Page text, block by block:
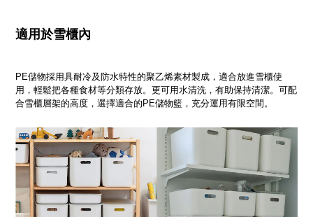
適用於雪櫃內
PE儲物採用具耐冷及防水特性的聚乙烯素材製成，適合放進雪櫃使
用，輕鬆把各種食材等分類存放。更可用水清洗，有助保持清潔。可配
合雪櫃層架的高度，選擇適合的PE儲物籃，充分運用有限空間。